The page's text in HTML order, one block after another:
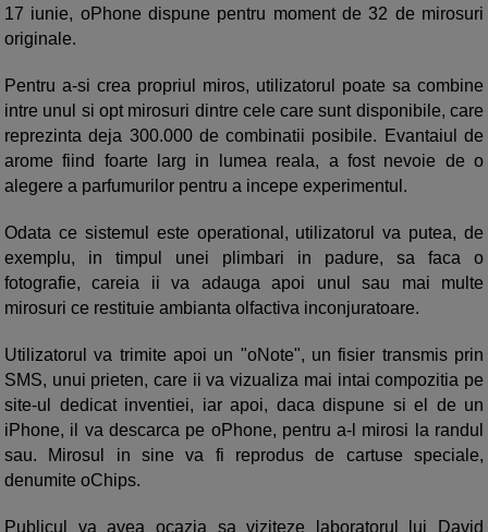
17 iunie, oPhone dispune pentru moment de 32 de mirosuri
originale.
Pentru a-si crea propriul miros, utilizatorul poate sa combine
intre unul si opt mirosuri dintre cele care sunt disponibile, care
reprezinta deja 300.000 de combinatii posibile. Evantaiul de
arome fiind foarte larg in lumea reala, a fost nevoie de o
alegere a parfumurilor pentru a incepe experimentul.
Odata ce sistemul este operational, utilizatorul va putea, de
exemplu, in timpul unei plimbari in padure, sa faca o
fotografie, careia ii va adauga apoi unul sau mai multe
mirosuri ce restituie ambianta olfactiva inconjuratoare.
Utilizatorul va trimite apoi un "oNote", un fisier transmis prin
SMS, unui prieten, care ii va vizualiza mai intai compozitia pe
site-ul dedicat inventiei, iar apoi, daca dispune si el de un
iPhone, il va descarca pe oPhone, pentru a-l mirosi la randul
sau. Mirosul in sine va fi reprodus de cartuse speciale,
denumite oChips.
Publicul va avea ocazia sa viziteze laboratorul lui David